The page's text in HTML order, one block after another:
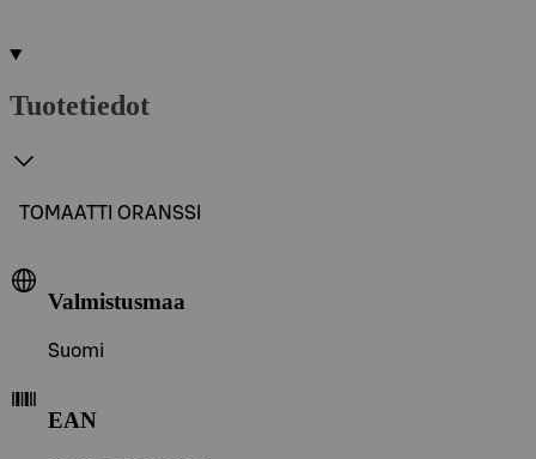
Tuotetiedot
TOMAATTI ORANSSI
Valmistusmaa
Suomi
EAN